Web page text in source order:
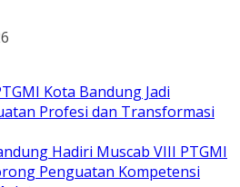
Kota Bandung Jadi
Profesi dan Transformasi
Hadiri Muscab VIII PTGMI
Penguatan Kompetensi